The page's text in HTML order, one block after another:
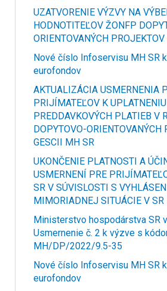
UZATVORENIE VÝZVY NA
HODNOTITEĽOV ŽONFP
ORIENTOVANÝCH
Nové číslo Infoservisu MH SR
eurofondov
AKTUALIZÁCIA USMERNENIA
PRIJÍMATEĽOV K UPLATNENIU
PREDDAVKOVÝCH PLATIEB V
DOPYTOVO-ORIENTOVANÝCH
GESCII MH SR
UKONČENIE PLATNOSTI A
USMERNENÍ PRE
SR V SÚVISLOSTI S
MIMORIADNEJ SITUÁCIE V SR
Ministerstvo hospodárstva SR
Usmernenie č. 2 k výzve s
MH/DP/2022/9.5-35
Nové číslo Infoservisu MH SR
eurofondov